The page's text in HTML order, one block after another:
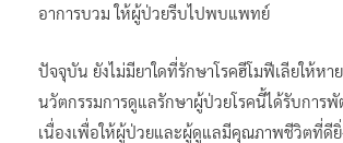
อาการบวม ให้ผู้ป่วยรีบไปพบแพทย์
ปัจจุบัน ยังไม่มียาใดที่รักษาโรคฮีโมฟีเลียให้หา
นวัตกรรมการดูแลรักษาผู้ป่วยโรคนี้ได้รับการ
เนื่องเพื่อให้ผู้ป่วยและผู้ดูแลมีคุณภาพชีวิตที่ดี